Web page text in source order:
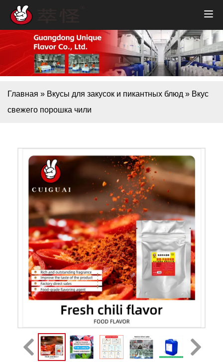
Главная » Вкусы для закусок и пикантных блюд » Вкус
свежего порошка чили